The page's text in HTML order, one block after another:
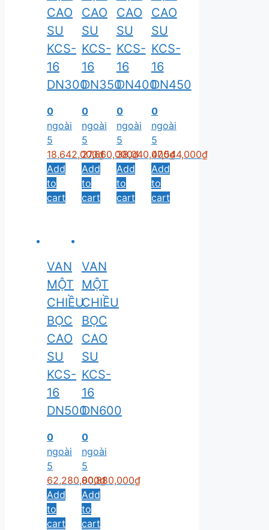
CAO
SU
KCS-
16
DN300
0
ngoài
5
18,642,000₫
Add
to
cart
CAO
SU
KCS-
16
DN350
0
ngoài
5
27,660,000₫
Add
to
cart
CAO
SU
KCS-
16
DN400
0
ngoài
5
38,040,000₫
Add
to
cart
CAO
SU
KCS-
16
DN450
0
ngoài
5
47,544,000₫
Add
to
cart
VAN
MỘT
CHIỀU
BỌC
CAO
SU
KCS-
16
DN500
0
ngoài
5
62,280,000₫
Add
to
cart
VAN
MỘT
CHIỀU
BỌC
CAO
SU
KCS-
16
DN600
0
ngoài
5
80,880,000₫
Add
to
cart